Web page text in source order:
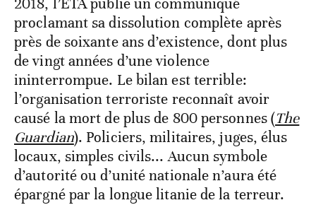
2018, l’ETA publie un communiqué
proclamant sa dissolution complète après
près de soixante ans d’existence, dont plus
de vingt années d’une violence
ininterrompue. Le bilan est terrible:
l’organisation terroriste reconnaît avoir
causé la mort de plus de 800 personnes (The
Guardian). Policiers, militaires, juges, élus
locaux, simples civils... Aucun symbole
d’autorité ou d’unité nationale n’aura été
épargné par la longue litanie de la terreur.